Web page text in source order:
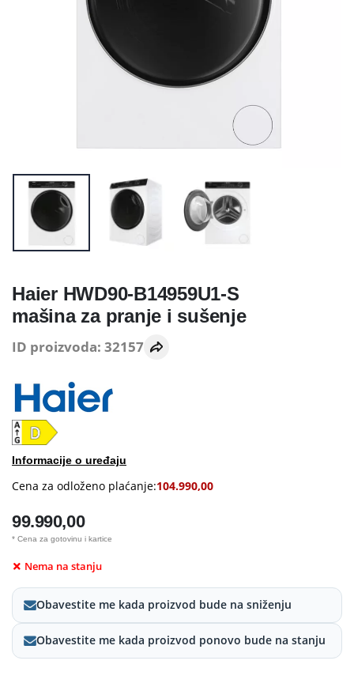
Haier HWD90-B14959U1-S
mašina za pranje i sušenje
ID proizvoda: 32157
Informacije o uređaju
Cena za odloženo plaćanje:104.990,00
99.990,00
* Cena za gotovinu i kartice
Nema na stanju
Obavestite me kada proizvod bude na sniženju
Obavestite me kada proizvod ponovo bude na stanju